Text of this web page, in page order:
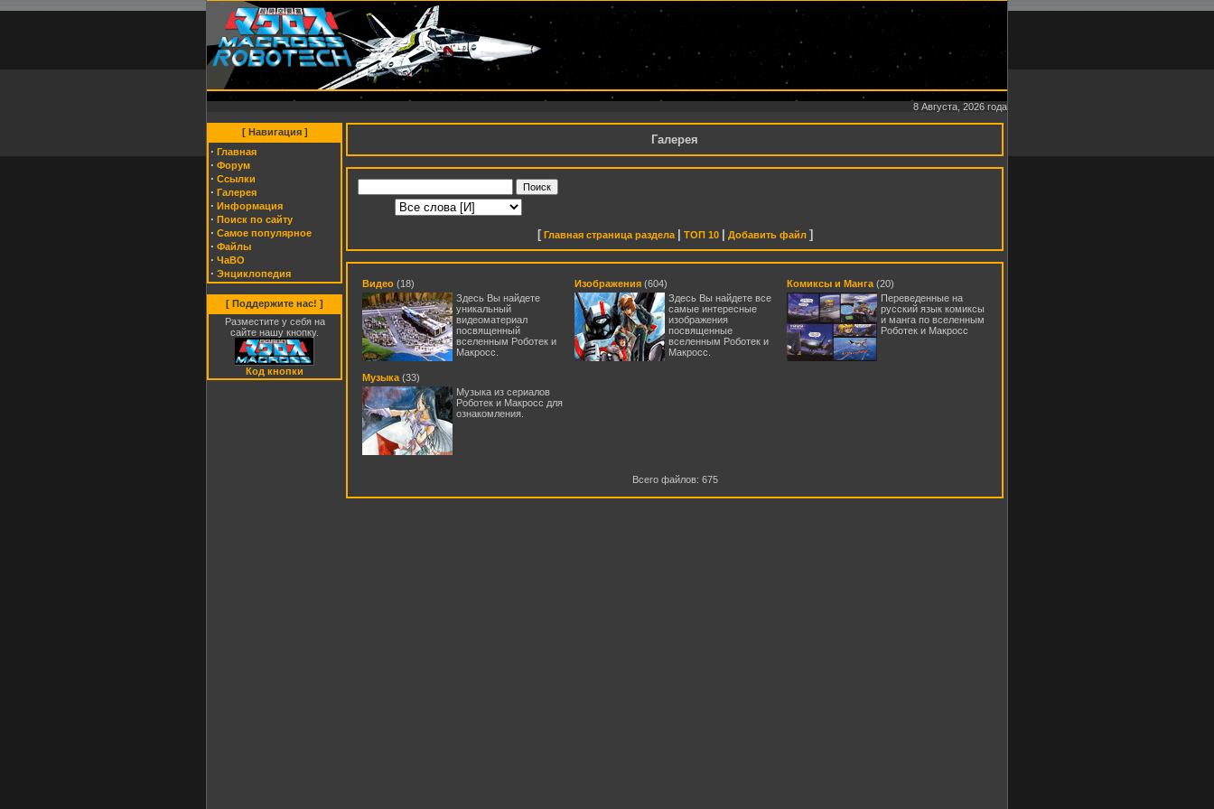
8 Августа, 2026 года
[ Навигация ]
· Главная
· Форум
· Cсылки
· Галерея
· Информация
· Поиск по сайту
· Самое популярное
· Файлы
· ЧаВО
· Энциклопедия
[ Поддержите нас! ]
Разместите у себя на
сайте нашу кнопку.
Код кнопки
Галерея
[ Главная страница раздела TOП 10 Добавить файл ]
Видео (18)
Здесь Вы найдете
уникальный
видеоматериал
посвященный
вселенным Роботек и
Макросс.
Изображения (604)
Здесь Вы найдете все
самые интересные
изображения
посвященные
вселенным Роботек и
Макросс.
Комиксы и Манга (20)
Переведенные на
русский язык комиксы
и манга по вселенным
Роботек и Макросс
Музыка (33)
Музыка из сериалов
Роботек и Макросс для
ознакомления.
Всего файлов: 675